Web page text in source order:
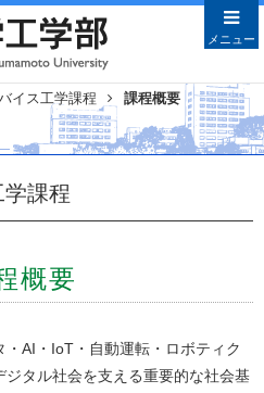
メニュー
イス工学課程 課程概要
課程
概要
AI・IoT・自動運転・ロボティク
タル社会を支える重要的な社会基
メニューを閉じる
Japanese English
的・目標